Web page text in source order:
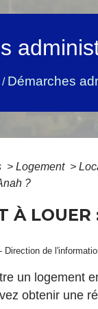
/ Démarches
> Logement >
?
À
Direction de
un logement
obtenir une